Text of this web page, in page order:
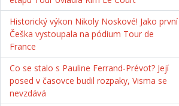
Historický výkon Nikoly Noskové! Jako první
Češka vystoupala na pódium Tour de
France
Co se stalo s Pauline Ferrand-Prévot? Její
posed v časovce budil rozpaky, Visma se
nevzdává